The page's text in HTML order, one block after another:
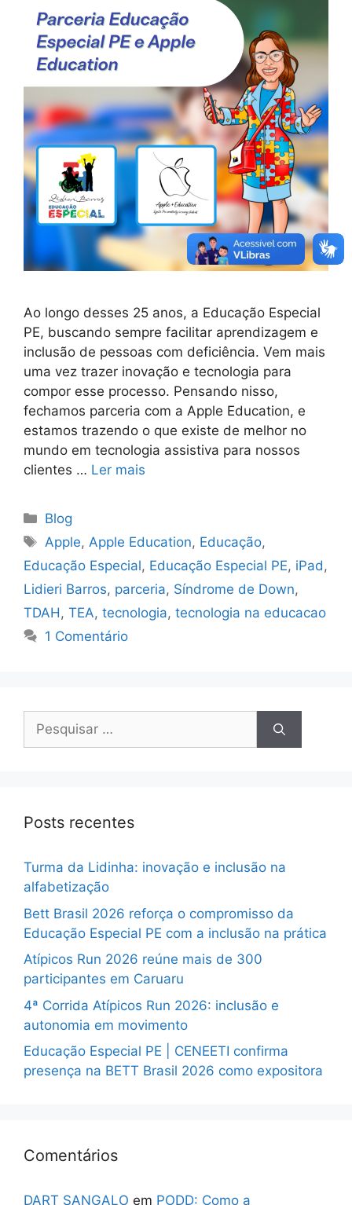
Ao longo desses 25 anos, a Educação Especial
PE, buscando sempre facilitar aprendizagem e
inclusão de pessoas com deficiência. Vem mais
uma vez trazer inovação e tecnologia para
compor esse processo. Pensando nisso,
fechamos parceria com a Apple Education, e
estamos trazendo o que existe de melhor no
mundo em tecnologia assistiva para nossos
clientes … Ler mais
Blog
Apple,Apple Education, Educação,
Educação Especial, Educação Especial PE, iPad,
Lidieri Barros, parceria, Síndrome de Down,
TDAH, TEA, tecnologia, tecnologia na educacao
1 Comentário
Posts recentes
Turma da Lidinha: inovação e inclusão na
alfabetização
Bett Brasil 2026 reforça o compromisso da
Educação Especial PE com a inclusão na prática
Atípicos Run 2026 reúne mais de 300
participantes em Caruaru
4ª Corrida Atípicos Run 2026: inclusão e
autonomia em movimento
Educação Especial PE | CENEETI confirma
presença na BETT Brasil 2026 como expositora
Comentários
DART SANGALO em PODD: Como a